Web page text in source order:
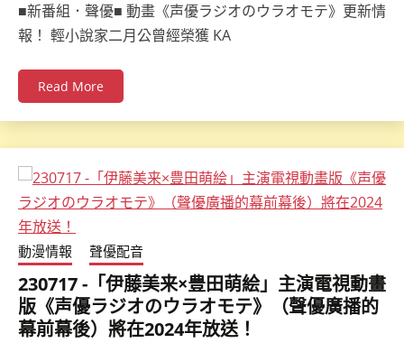
■新番組．聲優■ 動畫《声優ラジオのウラオモテ》更新情
報！ 輕小說家二月公曾經榮獲 KA
Read More
動漫情報 聲優配音
230717 -「伊藤美来×豊田萌絵」主演電視動畫
版《声優ラジオのウラオモテ》（聲優廣播的
幕前幕後）將在2024年放送！